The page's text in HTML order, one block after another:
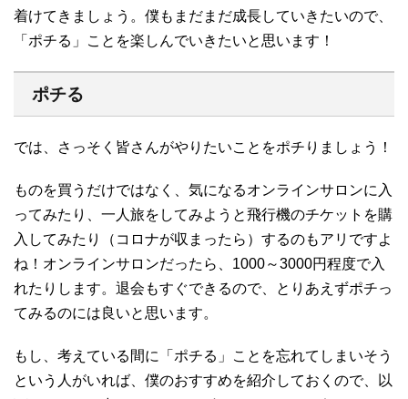
着けてきましょう。僕もまだまだ成長していきたいので、
「ポチる」ことを楽しんでいきたいと思います！
ポチる
では、さっそく皆さんがやりたいことをポチりましょう！
ものを買うだけではなく、気になるオンラインサロンに入
ってみたり、一人旅をしてみようと飛行機のチケットを購
入してみたり（コロナが収まったら）するのもアリですよ
ね！オンラインサロンだったら、1000～3000円程度で入
れたりします。退会もすぐできるので、とりあえずポチっ
てみるのには良いと思います。
もし、考えている間に「ポチる」ことを忘れてしまいそう
という人がいれば、僕のおすすめを紹介しておくので、以